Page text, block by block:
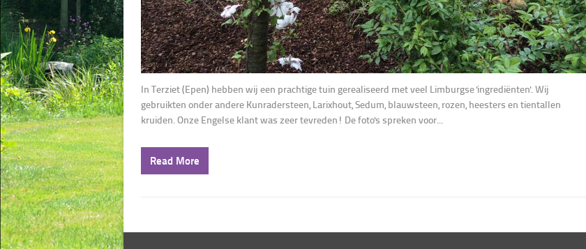
In Terziet (Epen) hebben wij een prachtige tuin gerealiseerd met veel Limburgse 'ingrediënten'. Wij
gebruikten onder andere Kunradersteen, Larixhout, Sedum, blauwsteen, rozen, heesters en tientallen
kruiden. Onze Engelse klant was zeer tevreden! De foto's spreken voor...
Read More